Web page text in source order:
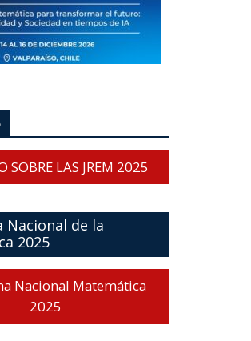
SOBRE LAS JREM 2025
Nacional de la
2025
Nacional Matemática
2025